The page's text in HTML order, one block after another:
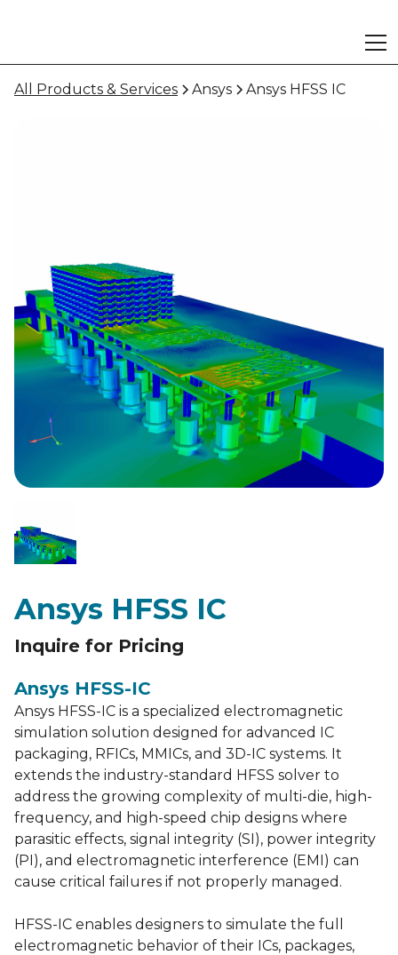
All Products & Services Ansys Ansys HFSS IC
Ansys HFSS IC
Inquire for Pricing
Ansys HFSS-IC
Ansys HFSS-IC is a specialized electromagnetic
simulation solution designed for advanced IC
packaging, RFICs, MMICs, and 3D-IC systems. It
extends the industry-standard HFSS solver to
address the growing complexity of multi-die, high-
frequency, and high-speed chip designs where
parasitic effects, signal integrity (SI), power integrity
(PI), and electromagnetic interference (EMI) can
cause critical failures if not properly managed.
HFSS-IC enables designers to simulate the full
electromagnetic behavior of their ICs, packages,